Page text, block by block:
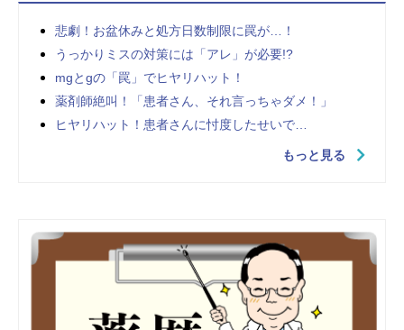
悲劇！お盆休みと処方日数制限に罠が…！
うっかりミスの対策には「アレ」が必要!?
mgとgの「罠」でヒヤリハット！
薬剤師絶叫！「患者さん、それ言っちゃダメ！」
ヒヤリハット！患者さんに忖度したせいで…
もっと見る